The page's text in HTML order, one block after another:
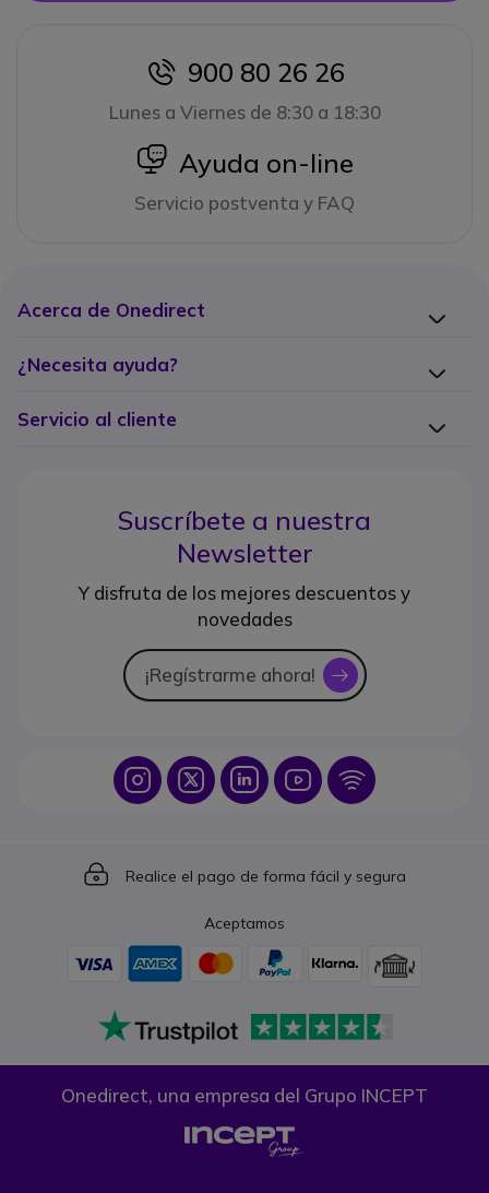
icon
900 80 26 26
Lunes a Viernes de 8:30 a 18:30
icon
Ayuda on-line
Servicio postventa y FAQ
Acerca de Onedirect
¿Necesita ayuda?
Servicio al cliente
Suscríbete a nuestra
Newsletter
Y disfruta de los mejores descuentos y
novedades
¡Regístrarme ahora! icon
Icon IconIcon Icon Icon
Icon
Realice el pago de forma fácil y segura
Aceptamos
Onedirect, una empresa del Grupo INCEPT